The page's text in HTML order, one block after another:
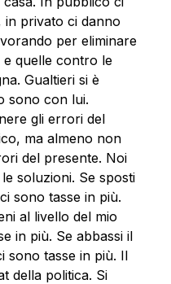
in privato ci danno
per eliminare
e quelle contro le
Gualtieri si è
sono con lui.
gli errori del
ma almeno non
del presente. Noi
soluzioni. Se sposti
sono tasse in più.
al livello del mio
in più. Se abbassi il
sono tasse in più. Il
della politica. Si